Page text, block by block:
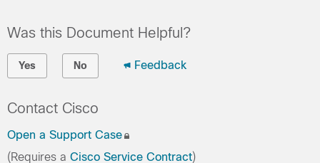
Was this Document Helpful?
Yes No Feedback
Contact Cisco
Open a Support Case
(Requires a Cisco Service Contract)